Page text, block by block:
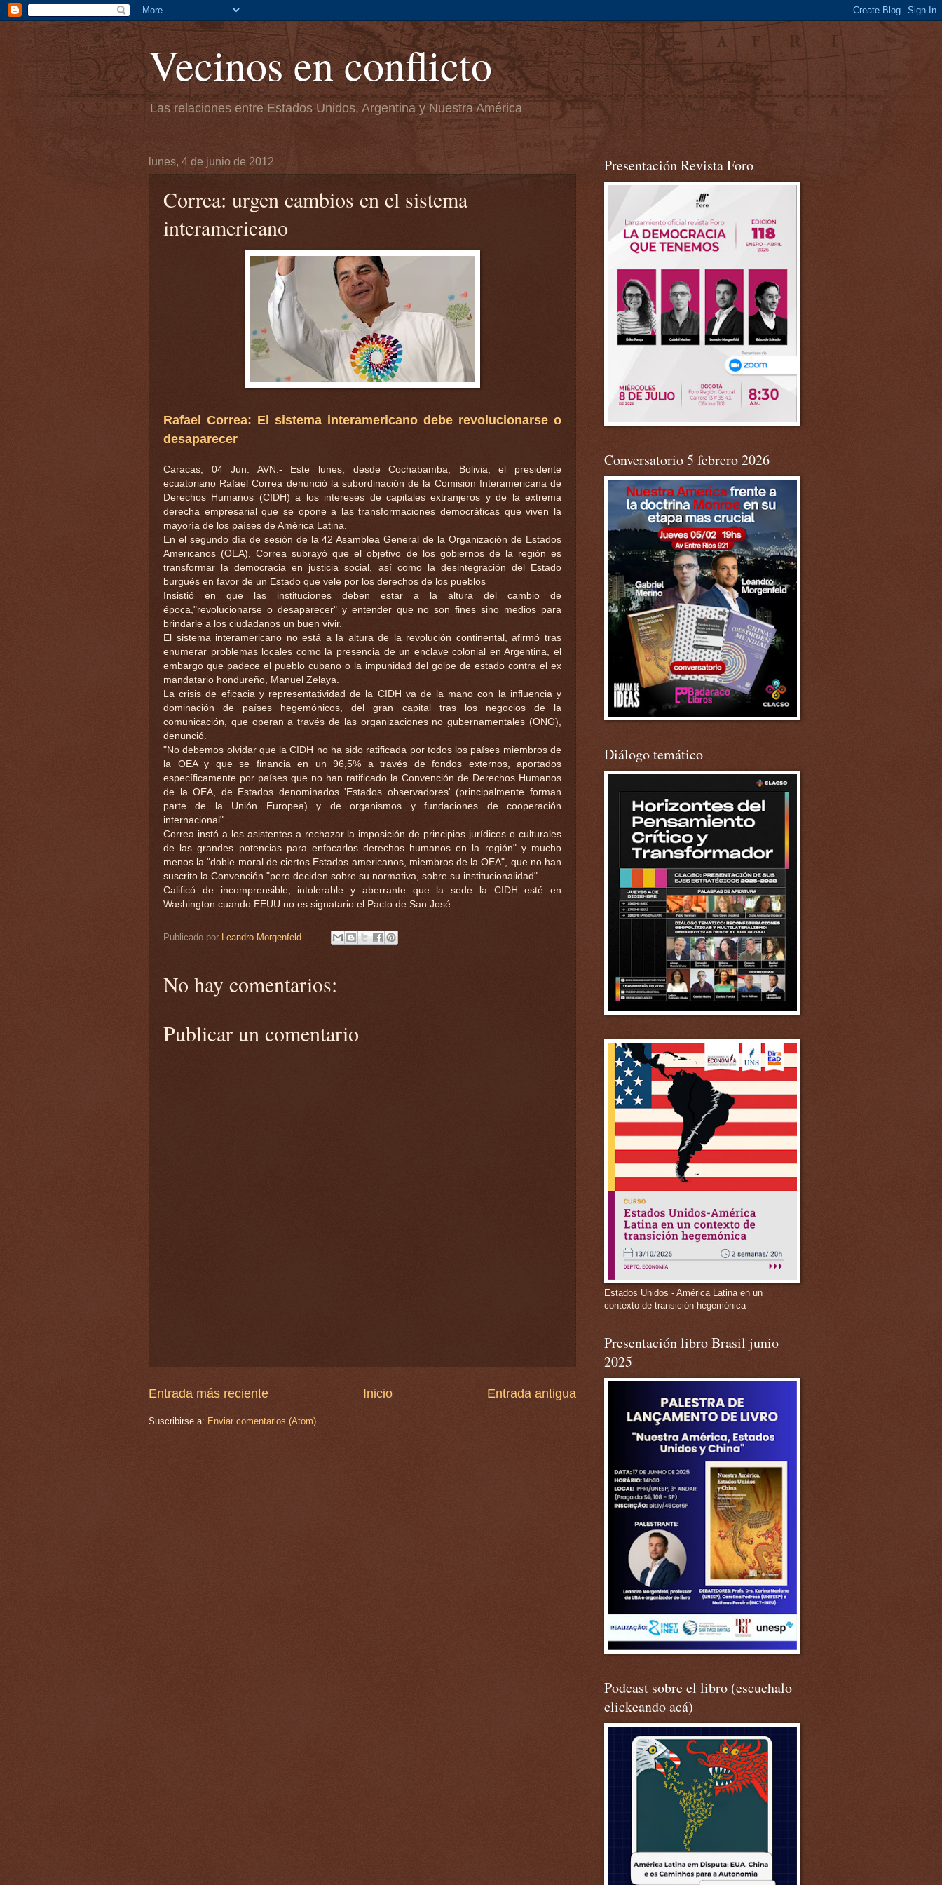
Vecinos en conflicto
Las relaciones entre Estados Unidos, Argentina y Nuestra América
lunes, 4 de junio de 2012
Correa: urgen cambios en el sistema
interamericano
Rafael Correa: El sistema interamericano debe revolucionarse o
desaparecer
Caracas, 04 Jun. AVN.- Este lunes, desde Cochabamba, Bolivia, el presidente
ecuatoriano Rafael Correa denunció la subordinación de la Comisión Interamericana de
Derechos Humanos (CIDH) a los intereses de capitales extranjeros y de la extrema
derecha empresarial que se opone a las transformaciones democráticas que viven la
mayoría de los países de América Latina.
En el segundo día de sesión de la 42 Asamblea General de la Organización de Estados
Americanos (OEA), Correa subrayó que el objetivo de los gobiernos de la región es
transformar la democracia en justicia social, así como la desintegración del Estado
burgués en favor de un Estado que vele por los derechos de los pueblos
Insistió en que las instituciones deben estar a la altura del cambio de
época,"revolucionarse o desaparecer" y entender que no son fines sino medios para
brindarle a los ciudadanos un buen vivir.
El sistema interamericano no está a la altura de la revolución continental, afirmó tras
enumerar problemas locales como la presencia de un enclave colonial en Argentina, el
embargo que padece el pueblo cubano o la impunidad del golpe de estado contra el ex
mandatario hondureño, Manuel Zelaya.
La crisis de eficacia y representatividad de la CIDH va de la mano con la influencia y
dominación de países hegemónicos, del gran capital tras los negocios de la
comunicación, que operan a través de las organizaciones no gubernamentales (ONG),
denunció.
"No debemos olvidar que la CIDH no ha sido ratificada por todos los países miembros de
la OEA y que se financia en un 96,5% a través de fondos externos, aportados
específicamente por países que no han ratificado la Convención de Derechos Humanos
de la OEA, de Estados denominados 'Estados observadores' (principalmente forman
parte de la Unión Europea) y de organismos y fundaciones de cooperación
internacional".
Correa instó a los asistentes a rechazar la imposición de principios jurídicos o culturales
de las grandes potencias para enfocarlos derechos humanos en la región" y mucho
menos la "doble moral de ciertos Estados americanos, miembros de la OEA", que no han
suscrito la Convención "pero deciden sobre su normativa, sobre su institucionalidad".
Calificó de incomprensible, intolerable y aberrante que la sede la CIDH esté en
Washington cuando EEUU no es signatario el Pacto de San José.
Publicado por Leandro Morgenfeld
No hay comentarios:
Publicar un comentario
Entrada más reciente Entrada antigua
Inicio
Suscribirse a: Enviar comentarios (Atom)
Presentación Revista Foro
Conversatorio 5 febrero 2026
Diálogo temático
Estados Unidos - América Latina en un
contexto de transición hegemónica
Presentación libro Brasil junio
2025
Podcast sobre el libro (escuchalo
clickeando acá)